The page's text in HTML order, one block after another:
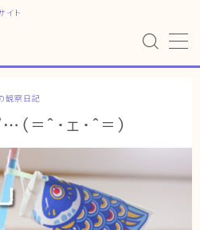
イト
観察日記
…(=^・ェ・^=)